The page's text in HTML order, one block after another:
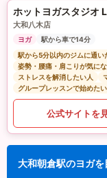
ホットヨガスタジオ
大和八木店
ヨガ
駅から車で14分
駅から5分以内のジムに通い
姿勢・腰痛・肩こりが気に
ストレスを解消したい人
グループレッスンで始めた
公式サイトを
大和朝倉駅のヨガ